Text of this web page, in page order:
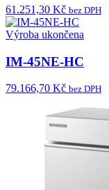
61.251,30 Kč bez DPH
Výroba ukončena
IM-45NE-HC
79.166,70 Kč bez DPH